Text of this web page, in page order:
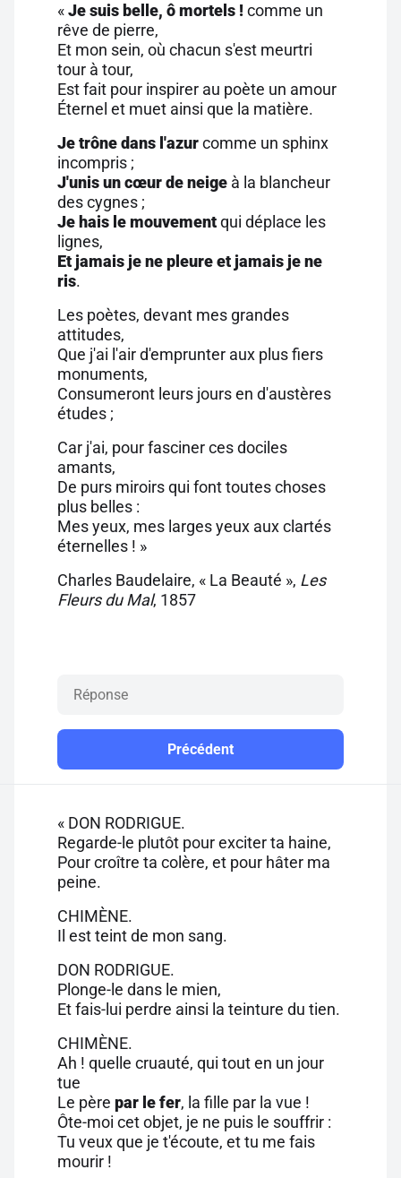
«Je suis belle, ô mortels !comme un
rêve de pierre,
Et mon sein, où chacun s'est meurtri
tour à tour,
Est fait pour inspirer au poète un amour
Éternel et muet ainsi que la matière.
Je trône dans l'azurcomme un sphinx
incompris ;
J'unis un cœur de neige à la blancheur
des cygnes ;
Je hais le mouvementqui déplace les
lignes,
Et jamais je ne pleure et jamais je ne
ris.
Les poètes, devant mes grandes
attitudes,
Que j'ai l'air d'emprunter aux plus fiers
monuments,
Consumeront leurs jours en d'austères
études ;
Car j'ai, pour fasciner ces dociles
amants,
De purs miroirs qui font toutes choses
plus belles :
Mes yeux, mes larges yeux aux clartés
éternelles ! »
Charles Baudelaire, « La Beauté », Les
Fleurs du Mal, 1857
Précédent
« DON RODRIGUE.
Regarde-le plutôt pour exciter ta haine,
Pour croître ta colère, et pour hâter ma
peine.
CHIMÈNE.
Il est teint de mon sang.
DON RODRIGUE.
Plonge-le dans le mien,
Et fais-lui perdre ainsi la teinture du tien.
CHIMÈNE.
Ah ! quelle cruauté, qui tout en un jour
tue
Le père par le fer, la fille par la vue !
Ôte-moi cet objet, je ne puis le souffrir :
Tu veux que je t'écoute, et tu me fais
mourir !